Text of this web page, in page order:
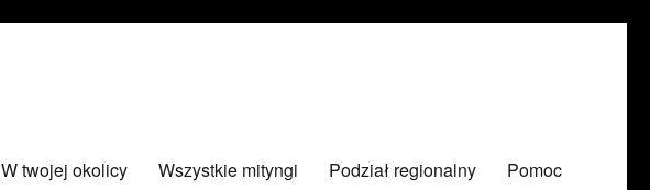
W twojej okolicy Wszystkie mityngi Podział regionalny Pomoc